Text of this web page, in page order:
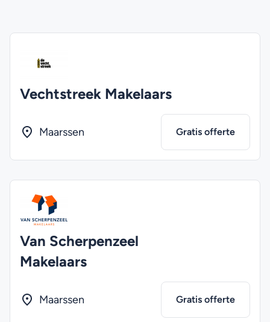
Vechtstreek Makelaars
Maarssen Gratis offerte
Van Scherpenzeel
Makelaars
Maarssen Gratis offerte